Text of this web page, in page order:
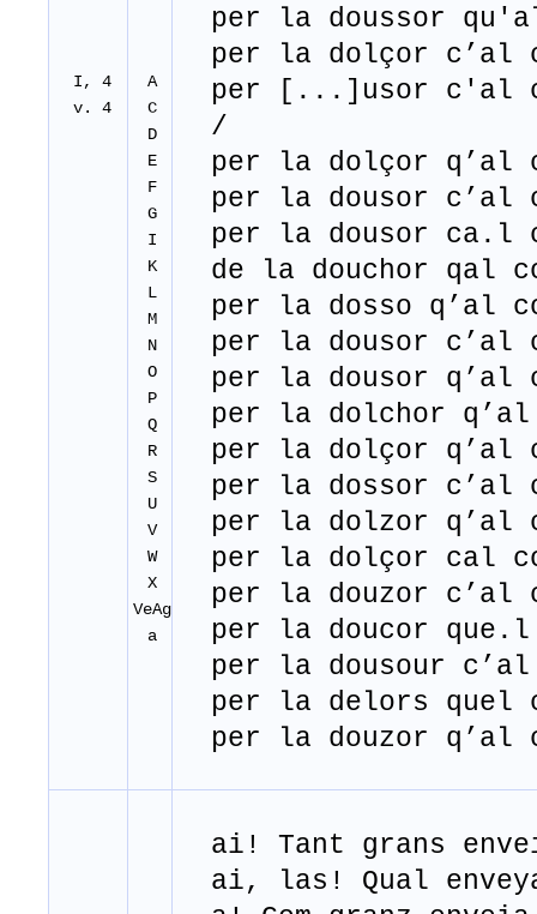
I, 4
v. 4
A
C
D
E
F
G
I
K
L
M
N
O
P
Q
R
S
U
V
W
X
VeAg
a
per la doussor
per la dolçor
per [...]usor c'al
/
per la dolçor
per la dousor
per la dousor
de la douchor qal
per la dosso q’al
per la dousor
per la dousor
per la dolchor
per la dolçor
per la dossor c’al
per la dolzor q’al
per la dolçor cal
per la douzor c’al
per la doucor que . l
per la dousour
per la delors quel
per la douzor
ai! Tant grans
ai, las! Qual